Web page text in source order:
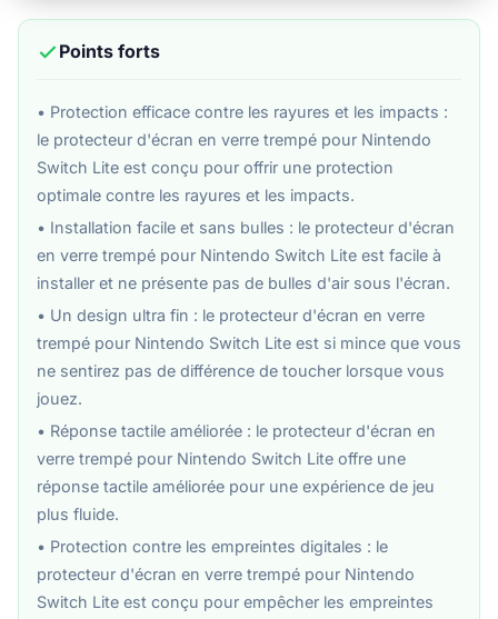
Points forts
• Protection efficace contre les rayures et les impacts :
le protecteur d'écran en verre trempé pour Nintendo
Switch Lite est conçu pour offrir une protection
optimale contre les rayures et les impacts.
• Installation facile et sans bulles : le protecteur d'écran
en verre trempé pour Nintendo Switch Lite est facile à
installer et ne présente pas de bulles d'air sous l'écran.
• Un design ultra fin : le protecteur d'écran en verre
trempé pour Nintendo Switch Lite est si mince que vous
ne sentirez pas de différence de toucher lorsque vous
jouez.
• Réponse tactile améliorée : le protecteur d'écran en
verre trempé pour Nintendo Switch Lite offre une
réponse tactile améliorée pour une expérience de jeu
plus fluide.
• Protection contre les empreintes digitales : le
protecteur d'écran en verre trempé pour Nintendo
Switch Lite est conçu pour empêcher les empreintes